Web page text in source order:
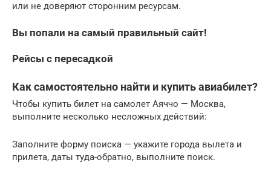
или не доверяют сторонним ресурсам.
Вы попали на самый правильный сайт!
Рейсы с пересадкой
Как самостоятельно найти и купить авиабилет?
Чтобы купить билет на самолет Аяччо — Москва,
выполните несколько несложных действий:
Заполните форму поиска — укажите города вылета и
прилета, даты туда-обратно, выполните поиск.